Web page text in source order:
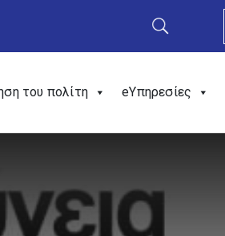
του πολίτη eΥπηρεσίες